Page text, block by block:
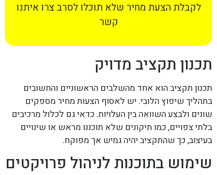
לקבלת הצעת מחיר שלא תוכלו לסרב צרו איתנו
קשר
תכנון תקציב מדויק
תכנון תקציב הוא אחד מהשלבים הראשוניים והחשובים
בתהליך שיפוץ הלובי. יש לאסוף הצעות מחיר מספקים
שונים ולבצע השוואה בין העלויות. כדאי גם לכלול מרכיבים
בלתי צפויים, כמו תיקונים שלא תוכננו מראש או שינויים
בעיצוב, כך שהתקציב יהיה גמיש אך מפוקח.
שימוש בתוכנות לניהול פרויקטים